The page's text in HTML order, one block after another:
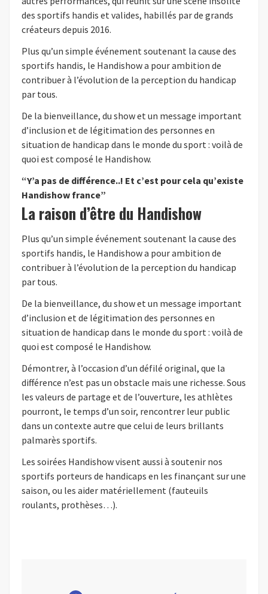
des sportifs handis et valides, habillés par de grands
créateurs depuis 2016.
Plus qu’un simple événement soutenant la cause des
sportifs handis, le Handishow a pour ambition de
contribuer à l’évolution de la perception du handicap
par tous.
De la bienveillance, du show et un message important
d’inclusion et de légitimation des personnes en
situation de handicap dans le monde du sport : voilà de
quoi est composé le Handishow.
“Y’a pas de différence..! Et c’est pour cela qu’existe
Handishow france”
La raison d’être du Handishow
Plus qu’un simple événement soutenant la cause des
sportifs handis, le Handishow a pour ambition de
contribuer à l’évolution de la perception du handicap
par tous.
De la bienveillance, du show et un message important
d’inclusion et de légitimation des personnes en
situation de handicap dans le monde du sport : voilà de
quoi est composé le Handishow.
Démontrer, à l’occasion d’un défilé original, que la
différence n’est pas un obstacle mais une richesse. Sous
les valeurs de partage et de l’ouverture, les athlètes
pourront, le temps d’un soir, rencontrer leur public
dans un contexte autre que celui de leurs brillants
palmarès sportifs.
Les soirées Handishow visent aussi à soutenir nos
sportifs porteurs de handicaps en les finançant sur une
saison, ou les aider matériellement (fauteuils
roulants, prothèses…).